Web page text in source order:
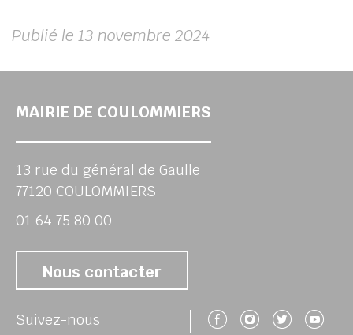
Publié le 13 novembre 2024
MAIRIE DE COULOMMIERS
13 rue du général de Gaulle
77120 COULOMMIERS
01 64 75 80 00
Nous contacter
Suivez-nous Suivez-nous
Suivez-